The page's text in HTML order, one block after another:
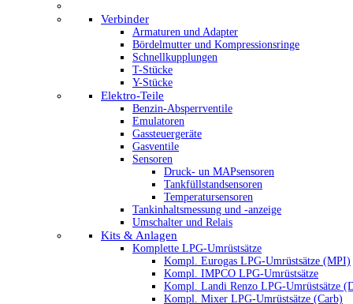
Verbinder
Armaturen und Adapter
Bördelmutter und Kompressionsringe
Schnellkupplungen
T-Stücke
Y-Stücke
Elektro-Teile
Benzin-Absperrventile
Emulatoren
Gassteuergeräte
Gasventile
Sensoren
Druck- un MAPsensoren
Tankfüllstandsensoren
Temperatursensoren
Tankinhaltsmessung und -anzeige
Umschalter und Relais
Kits & Anlagen
Komplette LPG-Umrüstsätze
Kompl. Eurogas LPG-Umrüstsätze (MPI)
Kompl. IMPCO LPG-Umrüstsätze
Kompl. Landi Renzo LPG-Umrüstsätze
Kompl. Mixer LPG-Umrüstsätze (Carb)